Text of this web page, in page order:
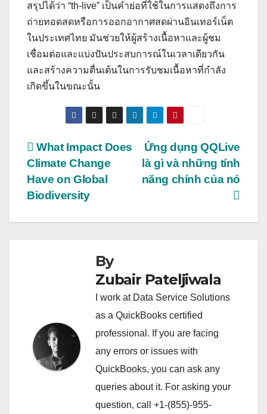
สรุปได้ว่า “th-live” เป็นคำย่อที่ใช้ในการแสดงถึงการ
ถ่ายทอดสดหรือการออกอากาศสดผ่านอินเทอร์เน็ต
ในประเทศไทย มันช่วยให้ผู้สร้างเนื้อหาและผู้ชม
เชื่อมต่อและแบ่งปันประสบการณ์ในเวลาเดียวกัน
และสร้างความตื่นเต้นในการรับชมเนื้อหาที่กำลัง
เกิดขึ้นในขณะนั้น
Post
navigation
Ứng dụng QQLive
là gì và những tính
năng chính của nó
What Impact Does
Climate Change
Have on Global
Biodiversity
By
Zubair Pateljiwala
I work at Data Service Solutions
as a QuickBooks certified
professional. If you are facing
any errors or issues with
QuickBooks, you can ask any
queries about it. For asking your
question, call +1-(855)-955-